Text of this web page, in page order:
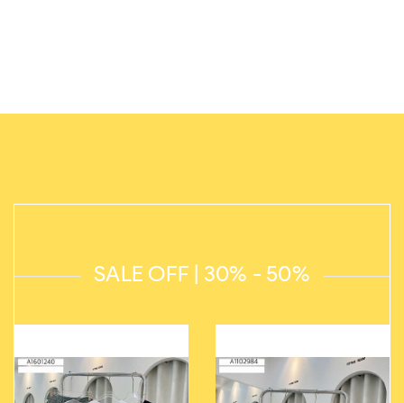
SALE OFF | 30% - 50%